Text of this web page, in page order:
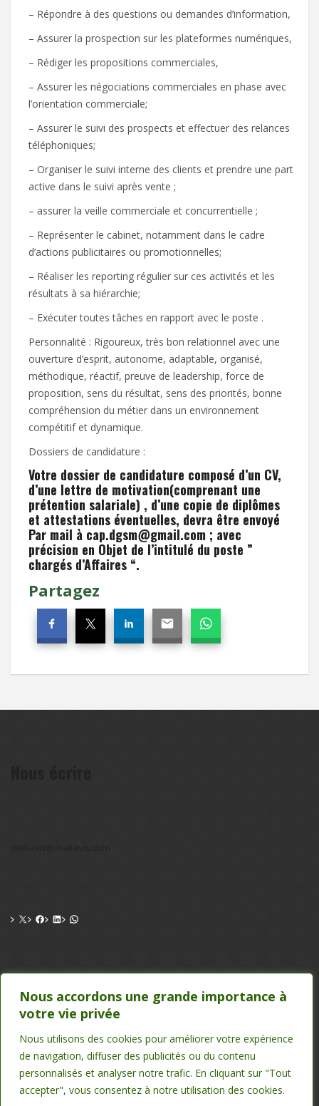
Nous accordons une grande importance à
votre vie privée
Nous utilisons des cookies pour améliorer votre expérience
de navigation, diffuser des publicités ou du contenu
personnalisés et analyser notre trafic. En cliquant sur "Tout
accepter", vous consentez à notre utilisation des cookies.
– Répondre à des questions ou demandes d’information,
– Assurer la prospection sur les plateformes numériques,
– Rédiger les propositions commerciales,
– Assurer les négociations commerciales en phase avec
l’orientation commerciale;
– Assurer le suivi des prospects et effectuer des relances
téléphoniques;
– Organiser le suivi interne des clients et prendre une part
active dans le suivi après vente ;
– assurer la veille commerciale et concurrentielle ;
– Représenter le cabinet, notamment dans le cadre
d’actions publicitaires ou promotionnelles;
– Réaliser les reporting régulier sur ces activités et les
résultats à sa hiérarchie;
– Exécuter toutes tâches en rapport avec le poste .
Personnalité : Rigoureux, très bon relationnel avec une
ouverture d’esprit, autonome, adaptable, organisé,
méthodique, réactif, preuve de leadership, force de
proposition, sens du résultat, sens des priorités, bonne
compréhension du métier dans un environnement
compétitif et dynamique.
Dossiers de candidature :
Votre dossier de candidature composé d’un CV,
d’une lettre de motivation(comprenant une
prétention salariale) , d’une copie de diplômes
et attestations éventuelles, devra être envoyé
Par mail à cap.dgsm@gmail.com ; avec
précision en Objet de l’intitulé du poste ”
chargés d’Affaires “.
Partagez
CONTACT
TEL : 20 22 39 24 , 75 50 00 26